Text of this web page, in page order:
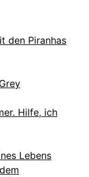
den Piranhas
Hilfe, ich
Lebens